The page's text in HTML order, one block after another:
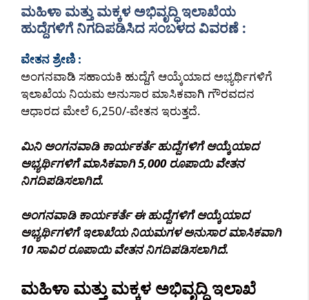
ಮಹಿಳಾ ಮತ್ತು ಮಕ್ಕಳ ಅಭಿವೃದ್ಧಿ ಇಲಾಖೆಯ
ಹುದ್ದೆಗಳಿಗೆ ನಿಗದಿಪಡಿಸಿದ ಸಂಬಳದ ವಿವರಣೆ :
ವೇತನ ಶ್ರೇಣಿ :
ಅಂಗನವಾಡಿ ಸಹಾಯಕಿ ಹುದ್ದೆಗೆ ಆಯ್ಕೆಯಾದ ಅಭ್ಯರ್ಥಿಗಳಿಗೆ
ಇಲಾಖೆಯ ನಿಯಮ ಅನುಸಾರ ಮಾಸಿಕವಾಗಿ ಗೌರವದನ
ಆಧಾರದ ಮೇಲೆ 6,250/-ವೇತನ ಇರುತ್ತದೆ.
ಮಿನಿ ಅಂಗನವಾಡಿ ಕಾರ್ಯಕರ್ತೆ ಹುದ್ದೆಗಳಿಗೆ ಆಯ್ಕೆಯಾದ
ಅಭ್ಯರ್ಥಿಗಳಿಗೆ ಮಾಸಿಕವಾಗಿ 5,000 ರೂಪಾಯಿ ವೇತನ
ನಿಗದಿಪಡಿಸಲಾಗಿದೆ.
ಅಂಗನವಾಡಿ ಕಾರ್ಯಕರ್ತೆ ಈ ಹುದ್ದೆಗಳಿಗೆ ಆಯ್ಕೆಯಾದ
ಅಭ್ಯರ್ಥಿಗಳಿಗೆ ಇಲಾಖೆಯ ನಿಯಮಗಳ ಅನುಸಾರ ಮಾಸಿಕವಾಗಿ
10 ಸಾವಿರ ರೂಪಾಯಿ ವೇತನ ನಿಗದಿಪಡಿಸಲಾಗಿದೆ.
ಮಹಿಳಾ ಮತ್ತು ಮಕ್ಕಳ ಅಭಿವೃದ್ಧಿ ಇಲಾಖೆ